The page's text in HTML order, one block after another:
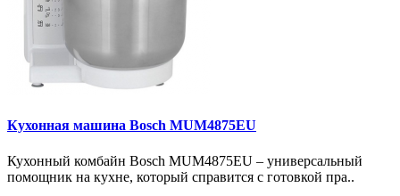
Кухонная машина Bosch MUM4875EU
Кухонный комбайн Bosch MUM4875EU – универсальный
помощник на кухне, который справится с готовкой пра..